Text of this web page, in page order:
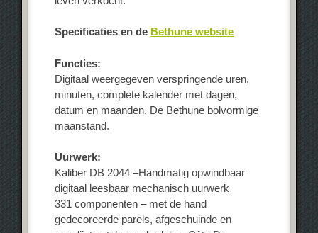
Specificaties en de Bethune website
Functies:
Digitaal weergegeven verspringende uren,
minuten, complete kalender met dagen,
datum en maanden, De Bethune bolvormige
maanstand.
Uurwerk:
Kaliber DB 2044 –Handmatig opwindbaar
digitaal leesbaar mechanisch uurwerk
331 componenten – met de hand
gedecoreerde parels, afgeschuinde en